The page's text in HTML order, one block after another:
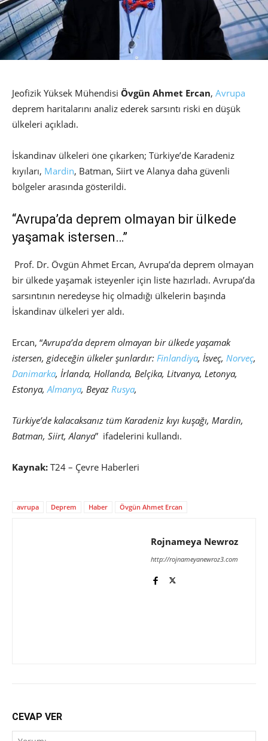
Jeofizik Yüksek Mühendisi Övgün Ahmet Ercan, Avrupa
deprem haritalarını analiz ederek sarsıntı riski en düşük
ülkeleri açıkladı.
İskandinav ülkeleri öne çıkarken; Türkiye’de Karadeniz
kıyıları, Mardin, Batman, Siirt ve Alanya daha güvenli
bölgeler arasında gösterildi.
“Avrupa’da deprem olmayan bir ülkede
yaşamak istersen…”
Prof. Dr. Övgün Ahmet Ercan, Avrupa’da deprem olmayan
bir ülkede yaşamak isteyenler için liste hazırladı. Avrupa’da
sarsıntının neredeyse hiç olmadığı ülkelerin başında
İskandinav ülkeleri yer aldı.
Ercan, “Avrupa’da deprem olmayan bir ülkede yaşamak
istersen, gideceğin ülkeler şunlardır: Finlandiya, İsveç, Norveç,
Danimarka, İrlanda, Hollanda, Belçika, Litvanya, Letonya,
Estonya,Almanya, Beyaz Rusya,
Türkiye’de kalacaksanız tüm Karadeniz kıyı kuşağı, Mardin,
Batman, Siirt, Alanya” ifadelerini kullandı.
Kaynak: T24 – Çevre Haberleri
avrupa Deprem Haber Övgün Ahmet Ercan
Rojnameya Newroz
http://rojnameyanewroz3.com
CEVAP VER